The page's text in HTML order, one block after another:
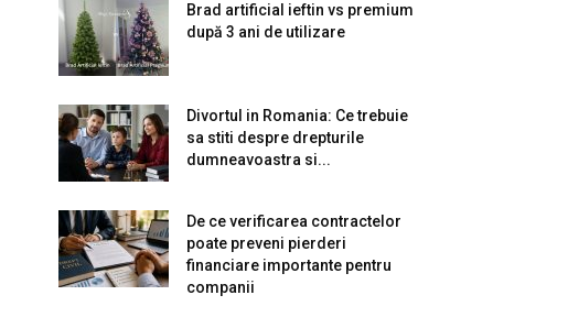
Brad artificial ieftin vs premium
după 3 ani de utilizare
Divortul in Romania: Ce trebuie
sa stiti despre drepturile
dumneavoastra si...
De ce verificarea contractelor
poate preveni pierderi
financiare importante pentru
companii